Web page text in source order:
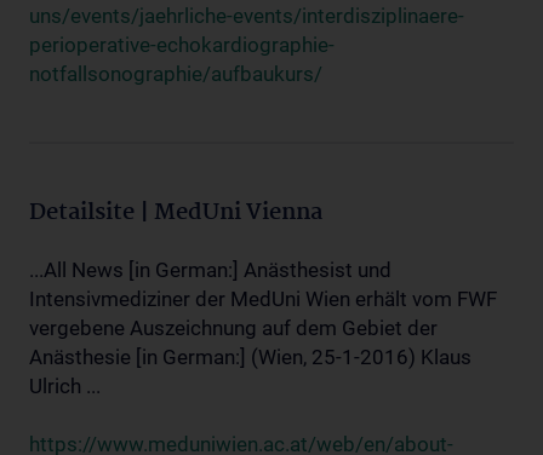
uns/events/jaehrliche-events/interdisziplinaere-
perioperative-echokardiographie-
notfallsonographie/aufbaukurs/
Detailsite | MedUni Vienna
...All News [in German:] Anästhesist und
Intensivmediziner der MedUni Wien erhält vom FWF
vergebene Auszeichnung auf dem Gebiet der
Anästhesie [in German:] (Wien, 25-1-2016) Klaus
Ulrich ...
https://www.meduniwien.ac.at/web/en/about-